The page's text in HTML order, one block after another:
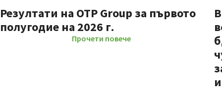
Резултати на OTP Group за първото
полугодие на 2026 г.
Прочети повече